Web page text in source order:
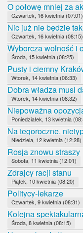
O połowę mniej za
Czwartek, 16 kwietnia (07:01)
Nic już nie będzie
Czwartek, 16 kwietnia (08:15)
Wyborcza wolność i
Środa, 15 kwietnia (08:25)
Pusty i ciemny
Wtorek, 14 kwietnia (06:33)
Dobra władza musi
Wtorek, 14 kwietnia (08:32)
Niepoważna
Poniedziałek, 13 kwietnia
Na tegoroczne,
Niedziela, 12 kwietnia (12:28)
Rosja znowu straszy
Sobota, 11 kwietnia (12:01)
Zdrajcy racji stanu
Piątek, 10 kwietnia (08:20)
Politycy-lekarze
Czwartek, 9 kwietnia (08:31)
Kolejna
Środa, 8 kwietnia (08:15)